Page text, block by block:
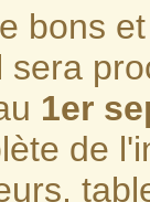
bons
sera
1er
de